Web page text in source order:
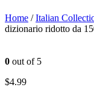
Home /Italian
dizionario ridotto da
0 out of 5
$4.99